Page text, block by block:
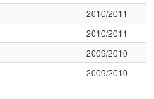
2010/2011
2010/2011
2009/2010
2009/2010